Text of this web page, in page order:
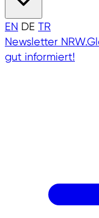
EN DE TR
Newsletter
gut informiert!